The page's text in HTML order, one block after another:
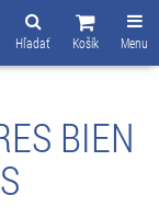
Menu
Košík
Hľadať
BIEN